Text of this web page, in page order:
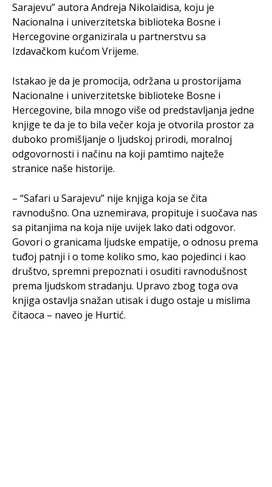
Sarajevu” autora Andreja Nikolaidisa, koju je
Nacionalna i univerzitetska biblioteka Bosne i
Hercegovine organizirala u partnerstvu sa
Izdavačkom kućom Vrijeme.
Istakao je da je promocija, održana u prostorijama
Nacionalne i univerzitetske biblioteke Bosne i
Hercegovine, bila mnogo više od predstavljanja jedne
knjige te da je to bila večer koja je otvorila prostor za
duboko promišljanje o ljudskoj prirodi, moralnoj
odgovornosti i načinu na koji pamtimo najteže
stranice naše historije.
– “Safari u Sarajevu” nije knjiga koja se čita
ravnodušno. Ona uznemirava, propituje i suočava nas
sa pitanjima na koja nije uvijek lako dati odgovor.
Govori o granicama ljudske empatije, o odnosu prema
tuđoj patnji i o tome koliko smo, kao pojedinci i kao
društvo, spremni prepoznati i osuditi ravnodušnost
prema ljudskom stradanju. Upravo zbog toga ova
knjiga ostavlja snažan utisak i dugo ostaje u mislima
čitaoca – naveo je Hurtić.